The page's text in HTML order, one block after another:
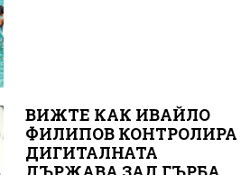
ВИЖТЕ КАК ИВАЙЛО
ФИЛИПОВ КОНТРОЛИРА
ДИГИТАЛНАТА